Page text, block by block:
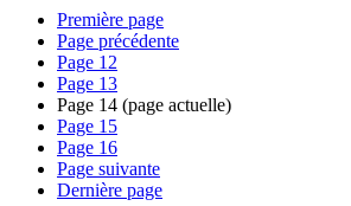
Première page
Page précédente
Page 12
Page 13
Page 14 (page actuelle)
Page 15
Page 16
Page suivante
Dernière page